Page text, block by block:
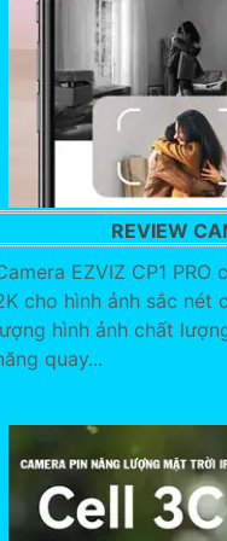
REVIEW
EZVIZ CP1
cho hình ảnh sắc nét
hình ảnh chất
quay...